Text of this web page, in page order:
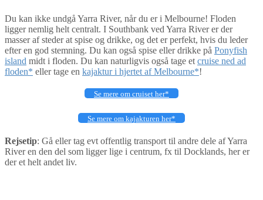
Du kan ikke undgå Yarra River, når du er i Melbourne! Floden
ligger nemlig helt centralt. I Southbank ved Yarra River er der
masser af steder at spise og drikke, og det er perfekt, hvis du leder
efter en god stemning. Du kan også spise eller drikke på Ponyfish
island midt i floden. Du kan naturligvis også tage etcruise ned ad
floden* eller tage en kajaktur i hjertet af Melbourne*!
Se mere om cruiset her*
Se mere om kajakturen her*
Rejsetip: Gå eller tag evt offentlig transport til andre dele af Yarra
River en den del som ligger lige i centrum, fx til Docklands, her er
der et helt andet liv.